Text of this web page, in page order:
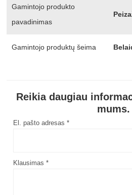
Gamintojo produkto
pavadinimas
Gamintojo produktų šeima
Reikia daugiau
mums.
El. pašto adresas *
Klausimas *